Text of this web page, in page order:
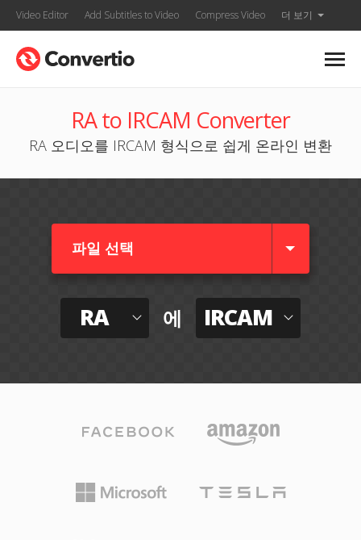
Video Editor Add Subtitles to Video Compress Video 더 보기
RA to IRCAM Converter
RA 오디오를 IRCAM 형식으로 쉽게 온라인 변환
파일 선택
RA 에 IRCAM